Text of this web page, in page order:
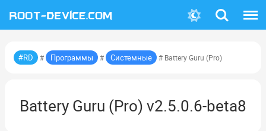
Поиск
#RD # Программы # Системные # Battery Guru (Pro)
Battery Guru (Pro) v2.5.0.6-beta8